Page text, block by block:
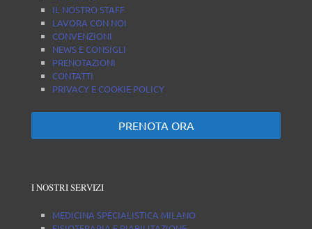
IL NOSTRO STAFF
LAVORA CON NOI
CONVENZIONI
NEWS E CONSIGLI
PRENOTAZIONI
CONTATTI
PRIVACY E COOKIE POLICY
PRENOTA ORA
I NOSTRI SERVIZI
MEDICINA SPECIALISTICA MILANO